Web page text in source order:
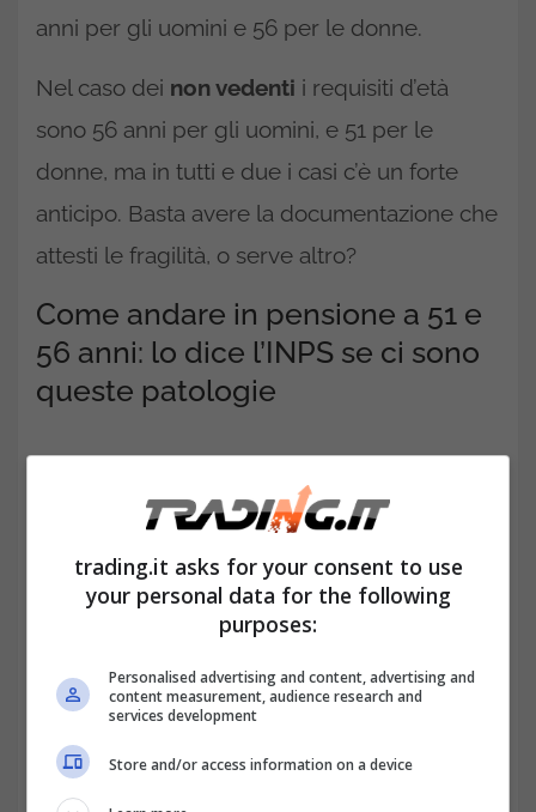
anni per gli uomini e 56 per le donne.
Nel caso dei non vedenti i requisiti d’età
sono 56 anni per gli uomini, e 51 per le
donne, ma in tutti e due i casi c’è un forte
anticipo. Basta avere la documentazione che
attesti le fragilità, o serve altro?
Come andare in pensione a 51 e
56 anni: lo dice l’INPS se ci sono
queste patologie
Bisogna che si consolidino15 anni di
contributi per chi rientra almeno in una
trading.it asks for your consent to use
your personal data for the following
purposes:
Personalised advertising and content, advertising and
content measurement, audience research and
services development
Store and/or access information on a device